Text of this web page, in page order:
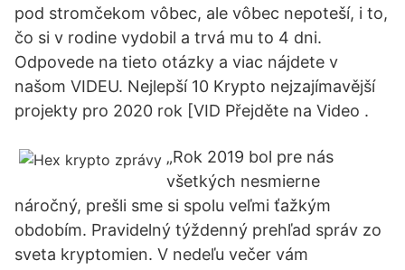
pod stromčekom vôbec, ale vôbec nepoteší, i to,
čo si v rodine vydobil a trvá mu to 4 dni.
Odpovede na tieto otázky a viac nájdete v
našom VIDEU. Nejlepší 10 Krypto nejzajímavější
projekty pro 2020 rok [VID Přejděte na Video .
„Rok 2019 bol pre nás
všetkých nesmierne
náročný, prešli sme si spolu veľmi ťažkým
obdobím. Pravidelný týždenný prehľad správ zo
sveta kryptomien. V nedeľu večer vám